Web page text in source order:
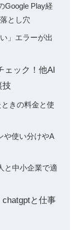
Google Play経
とし穴
」エラーが出
ェック！他AI
技
きの料金と使
や使い分けやA
と中小企業で適
と仕事